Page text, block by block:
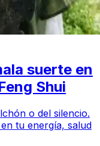
suerte en
Shui
o del silencio.
tu energía, salud